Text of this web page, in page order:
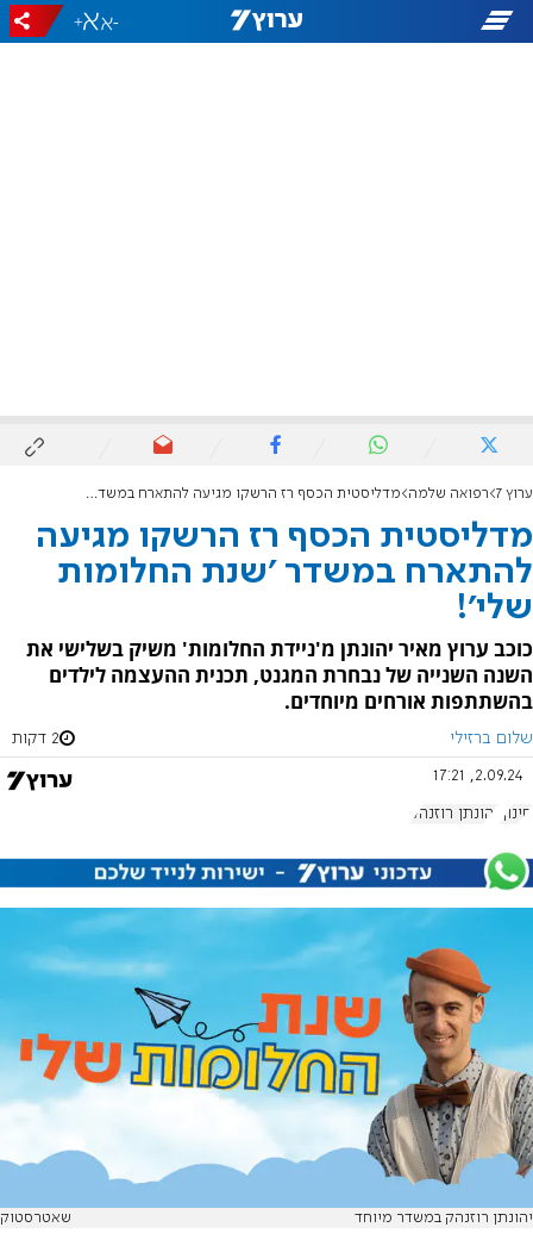
-
+
ערוץ 7 רפואה שלמה מדליסטית הכסף רז הרשקו מגיעה להתארח במשדר 'שנת החלומות שלי'!
מדליסטית הכסף רז הרשקו מגיעה
להתארח במשדר 'שנת החלומות
שלי'!
כוכב ערוץ מאיר יהונתן מ'ניידת החלומות' משיק בשלישי את
השנה השנייה של נבחרת המגנט, תכנית ההעצמה לילדים
בהשתתפות אורחים מיוחדים.
שלום ברזילי 2 דקות
2.09.24, 17:21
חינוך יהונתן רוזנהק
יהונתן רוזנהק במשדר מיוחד שאטרסטוק